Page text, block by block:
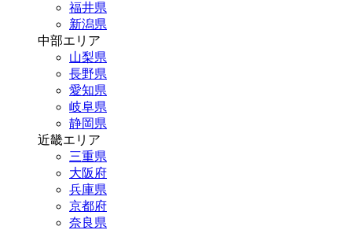
福井県
新潟県
中部エリア
山梨県
長野県
愛知県
岐阜県
静岡県
近畿エリア
三重県
大阪府
兵庫県
京都府
奈良県